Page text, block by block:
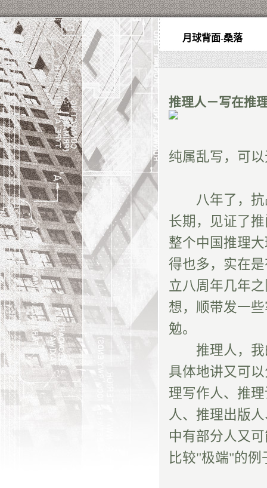
月球背面-桑落
推理人－写在推
纯属乱写，可
八年了，抗
长期，见证了
整个中国推理
得也多，实在
立八周年几年
想，顺带发一
勉。
推理人，我
具体地讲又可
理写作人、推
人、推理出版
中有部分人又
比较"极端"的例